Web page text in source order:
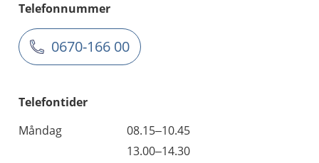
Telefonnummer
0670-166 00
Telefontider
Måndag
08.15–10.45
13.00–14.30